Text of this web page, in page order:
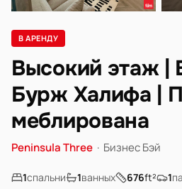
В АРЕНДУ
Высокий этаж |
Бурж Халифа |
меблирована
Peninsula Three · Бизнес Бэй
1спальни 1ванных 676ft² 1